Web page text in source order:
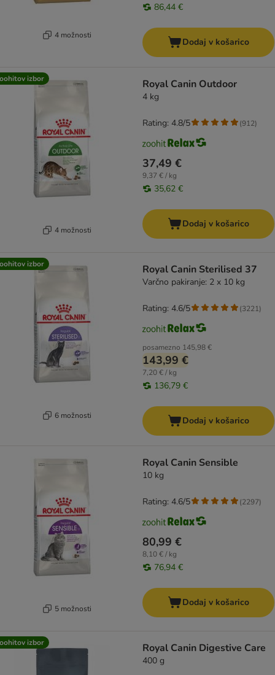
4 možnosti
86,44 €
Dodaj v košarico
izbor
4 možnosti
Royal Canin Outdoor
4 kg
37,49 €
9,37 € / kg
35,62 €
Rating: 4.8/5 (912)
Dodaj v košarico
izbor
6 možnosti
Royal Canin Sterilised 37
Varčno pakiranje: 2 x 10 kg
posamezno 145,98 €
143,99 €
7,20 € / kg
136,79 €
Rating: 4.6/5 (3221)
Dodaj v košarico
5 možnosti
Royal Canin Sensible
10 kg
80,99 €
8,10 € / kg
76,94 €
Rating: 4.6/5 (2297)
Dodaj v košarico
izbor Royal Canin Digestive Care
400 g